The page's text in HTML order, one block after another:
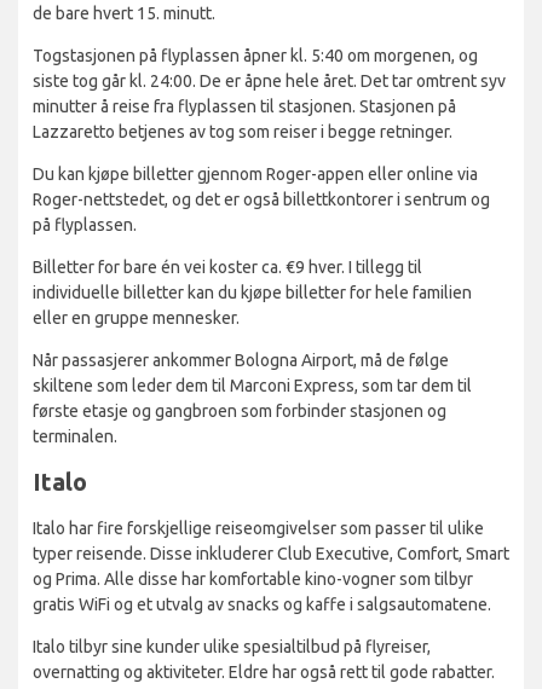
de bare hvert 15. minutt.
Togstasjonen på flyplassen åpner kl. 5:40 om morgenen, og
siste tog går kl. 24:00. De er åpne hele året. Det tar omtrent syv
minutter å reise fra flyplassen til stasjonen. Stasjonen på
Lazzaretto betjenes av tog som reiser i begge retninger.
Du kan kjøpe billetter gjennom Roger-appen eller online via
Roger-nettstedet, og det er også billettkontorer i sentrum og
på flyplassen.
Billetter for bare én vei koster ca. €9 hver. I tillegg til
individuelle billetter kan du kjøpe billetter for hele familien
eller en gruppe mennesker.
Når passasjerer ankommer Bologna Airport, må de følge
skiltene som leder dem til Marconi Express, som tar dem til
første etasje og gangbroen som forbinder stasjonen og
terminalen.
Italo
Italo har fire forskjellige reiseomgivelser som passer til ulike
typer reisende. Disse inkluderer Club Executive, Comfort, Smart
og Prima. Alle disse har komfortable kino-vogner som tilbyr
gratis WiFi og et utvalg av snacks og kaffe i salgsautomatene.
Italo tilbyr sine kunder ulike spesialtilbud på flyreiser,
overnatting og aktiviteter. Eldre har også rett til gode rabatter.